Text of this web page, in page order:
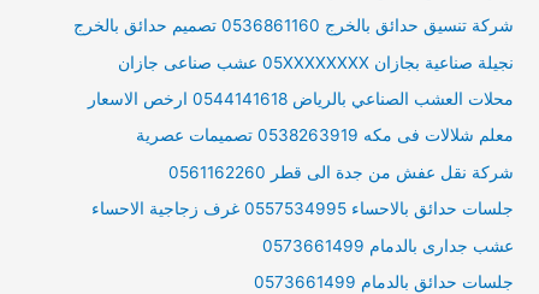
شركة تنسيق حدائق بالخرج 0536861160 تصميم حدائق بالخرج
نجيلة صناعية بجازان 05XXXXXXXX عشب صناعى جازان
محلات العشب الصناعي بالرياض 0544141618 ارخص الاسعار
معلم شلالات فى مكه 0538263919 تصميمات عصرية
شركة نقل عفش من جدة الى قطر 0561162260
جلسات حدائق بالاحساء 0557534995 غرف زجاجية الاحساء
عشب جدارى بالدمام 0573661499
جلسات حدائق بالدمام 0573661499